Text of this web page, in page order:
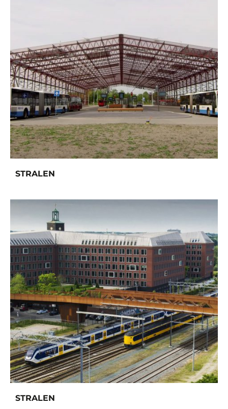
STRALEN
STRALEN